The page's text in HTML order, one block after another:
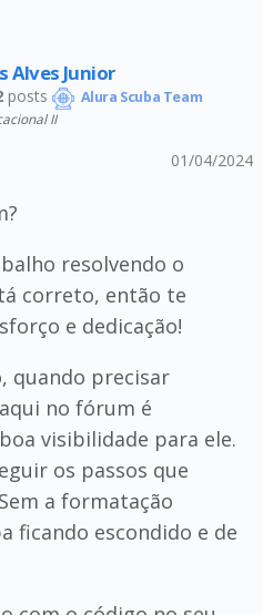
Alves Junior
posts Alura Scuba Team
II
01/04/2024
resolvendo o
correto, então te
e dedicação!
quando precisar
no fórum é
visibilidade para ele.
os passos que
a formatação
ficando escondido e de